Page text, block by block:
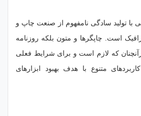
با تولید سادگی نامفهوم از صنعت چاپ و
است. چاپگرها و متون بلکه روزنامه
که لازم است و برای شرایط فعلی
متنوع با هدف بهبود ابزارهای